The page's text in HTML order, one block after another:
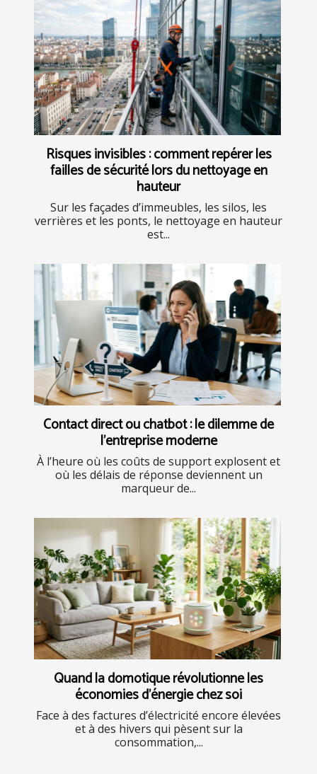
Risques invisibles : comment repérer les
failles de sécurité lors du nettoyage en
hauteur
Sur les façades d’immeubles, les silos, les
verrières et les ponts, le nettoyage en hauteur
est...
Contact direct ou chatbot : le dilemme de
l’entreprise moderne
À l’heure où les coûts de support explosent et
où les délais de réponse deviennent un
marqueur de...
Quand la domotique révolutionne les
économies d’énergie chez soi
Face à des factures d’électricité encore élevées
et à des hivers qui pèsent sur la
consommation,...